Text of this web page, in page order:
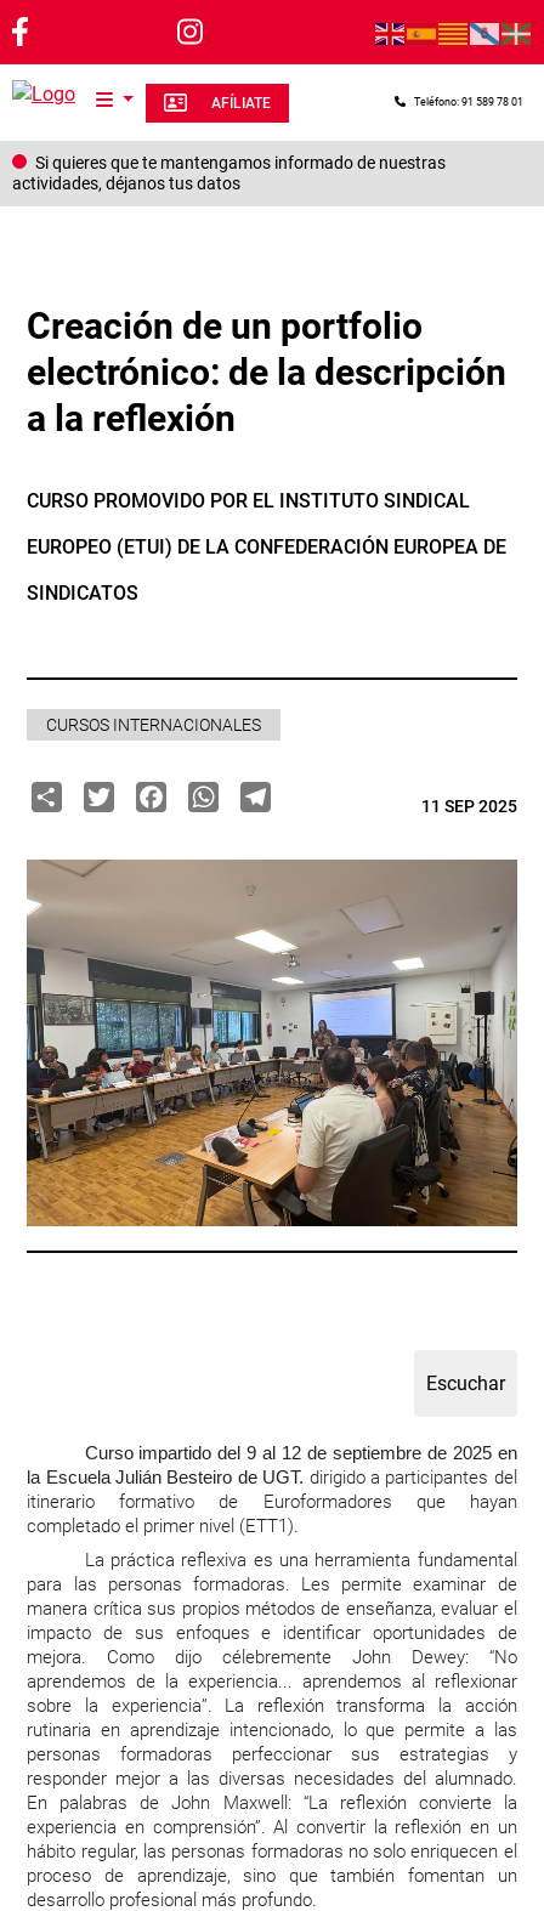
Pasar al contenido principal
AFÍLIATE Teléfono: 91 589 78 01
Si quieres que te mantengamos informado de nuestras
actividades, déjanos tus datos
Creación de un portfolio
electrónico: de la descripción
a la reflexión
CURSO PROMOVIDO POR EL INSTITUTO SINDICAL
EUROPEO (ETUI) DE LA CONFEDERACIÓN EUROPEA DE
SINDICATOS
CURSOS INTERNACIONALES
ShareTwitterFacebook
WhatsApp
Telegram11 SEP 2025
Curso impartido del 9 al 12 de septiembre de 2025 en
la Escuela Julián Besteiro de UGT. dirigido a participantes del
itinerario formativo de Euroformadores que hayan
completado el primer nivel (ETT1).
La práctica reflexiva es una herramienta fundamental
para las personas formadoras. Les permite examinar de
manera crítica sus propios métodos de enseñanza, evaluar el
impacto de sus enfoques e identificar oportunidades de
mejora. Como dijo célebremente John Dewey: “No
aprendemos de la experiencia... aprendemos al reflexionar
sobre la experiencia”. La reflexión transforma la acción
rutinaria en aprendizaje intencionado, lo que permite a las
personas formadoras perfeccionar sus estrategias y
responder mejor a las diversas necesidades del alumnado.
En palabras de John Maxwell: “La reflexión convierte la
experiencia en comprensión”. Al convertir la reflexión en un
hábito regular, las personas formadoras no solo enriquecen el
proceso de aprendizaje, sino que también fomentan un
desarrollo profesional más profundo.